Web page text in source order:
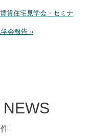
貸住宅見学会・セミナ
会報告 »
NEWS